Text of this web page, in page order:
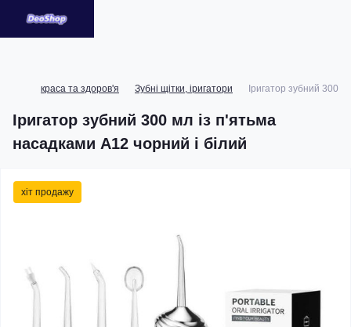
краса та здоров'я Зубні щітки, іригатори Іригатор зубний 300
Іригатор зубний 300 мл із п'ятьма
насадками A12 чорний і білий
хіт продажу